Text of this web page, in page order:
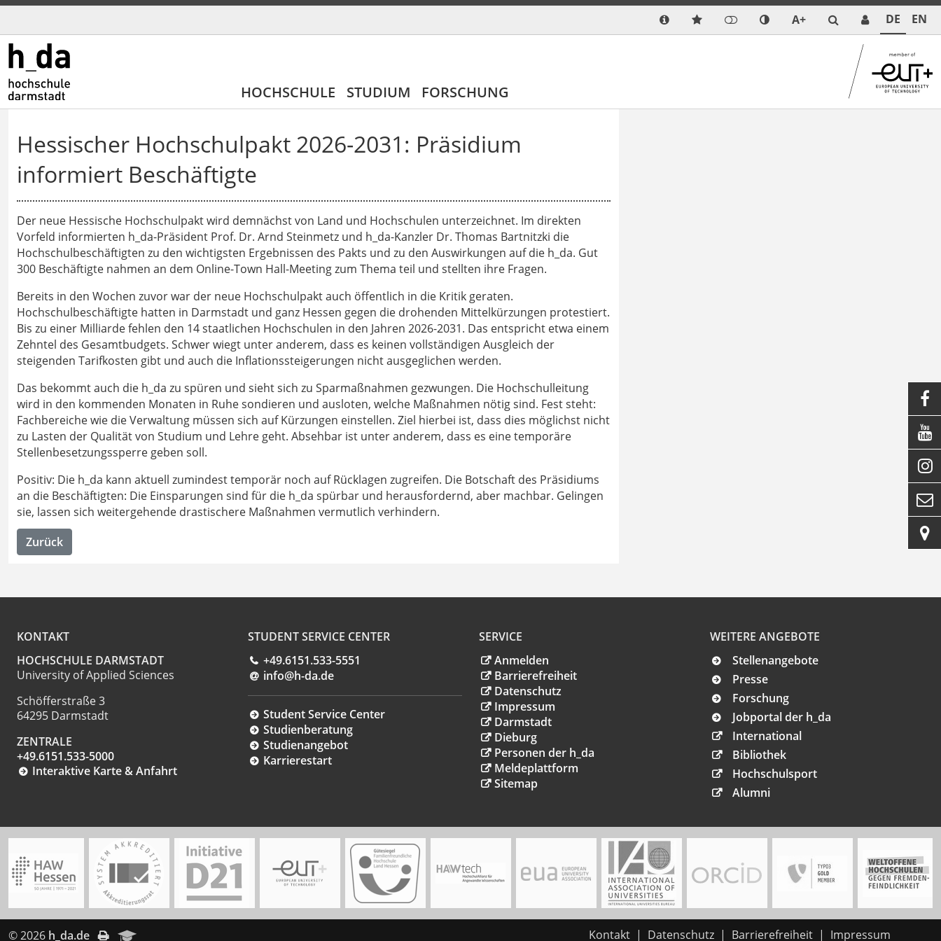
A+ DE EN
HOCHSCHULE STUDIUM FORSCHUNG
Hessischer Hochschulpakt 2026-2031: Präsidium
informiert Beschäftigte
Der neue Hessische Hochschulpakt wird demnächst von Land und Hochschulen unterzeichnet. Im direkten
Vorfeld informierten h_da-Präsident Prof. Dr. Arnd Steinmetz und h_da-Kanzler Dr. Thomas Bartnitzki die
Hochschulbeschäftigten zu den wichtigsten Ergebnissen des Pakts und zu den Auswirkungen auf die h_da. Gut
300 Beschäftigte nahmen an dem Online-Town Hall-Meeting zum Thema teil und stellten ihre Fragen.
Bereits in den Wochen zuvor war der neue Hochschulpakt auch öffentlich in die Kritik geraten.
Hochschulbeschäftigte hatten in Darmstadt und ganz Hessen gegen die drohenden Mittelkürzungen protestiert.
Bis zu einer Milliarde fehlen den 14 staatlichen Hochschulen in den Jahren 2026-2031. Das entspricht etwa einem
Zehntel des Gesamtbudgets. Schwer wiegt unter anderem, dass es keinen vollständigen Ausgleich der
steigenden Tarifkosten gibt und auch die Inflationssteigerungen nicht ausgeglichen werden.
Das bekommt auch die h_da zu spüren und sieht sich zu Sparmaßnahmen gezwungen. Die Hochschulleitung
wird in den kommenden Monaten in Ruhe sondieren und ausloten, welche Maßnahmen nötig sind. Fest steht:
Fachbereiche wie die Verwaltung müssen sich auf Kürzungen einstellen. Ziel hierbei ist, dass dies möglichst nicht
zu Lasten der Qualität von Studium und Lehre geht. Absehbar ist unter anderem, dass es eine temporäre
Stellenbesetzungssperre geben soll.
Positiv: Die h_da kann aktuell zumindest temporär noch auf Rücklagen zugreifen. Die Botschaft des Präsidiums
an die Beschäftigten: Die Einsparungen sind für die h_da spürbar und herausfordernd, aber machbar. Gelingen
sie, lassen sich weitergehende drastischere Maßnahmen vermutlich verhindern.
Zurück
KONTAKT
HOCHSCHULE DARMSTADT
University of Applied Sciences
Schöfferstraße 3
64295 Darmstadt
ZENTRALE
+49.6151.533-5000
Interaktive Karte & Anfahrt
STUDENT SERVICE CENTER
+49.6151.533-5551
info@h-da.de
Student Service Center
Studienberatung
Studienangebot
Karrierestart
SERVICE
Anmelden
Barrierefreiheit
Datenschutz
Impressum
Darmstadt
Dieburg
Personen der h_da
Meldeplattform
Sitemap
WEITERE ANGEBOTE
Stellenangebote
Presse
Forschung
Jobportal der h_da
International
Bibliothek
Hochschulsport
Alumni
© 2026 h_da.de  Kontakt Datenschutz Barrierefreiheit Impressum




